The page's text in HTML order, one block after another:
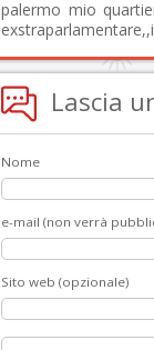
palermo mio
Lascia
Nome
e-mail (non verrà
Sito web (opzionale)